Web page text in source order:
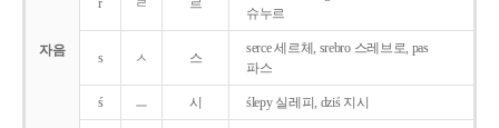
자음
r ㄹ 르
슈누르
s ㅅ 스
serce 세르체, srebro 스레브로, pas
파스
ś ㅡ 시 ślepy 실레피, dziś 지시